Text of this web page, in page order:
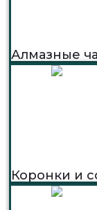
Алмазные
Коронки и